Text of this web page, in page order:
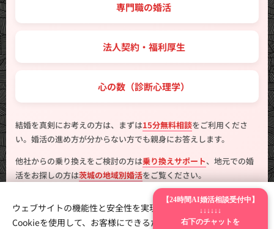
💼 専門職の婚活
🤝 法人契約・福利厚生
💖 心の数（診断心理学）
結婚を真剣にお考えの方は、まずは15分無料相談をご利用くださ
い。婚活の進め方が分からない方でも親身にお答えします。
他社からの乗り換えをご検討の方は乗り換えサポート、地元での婚
活をお探しの方は茨城の地域別婚活をご覧ください。
ウェブサイトの機能性と安全性を実現するため、Webnodeは
Cookieを使用して、お客様にできるだけ最高の体験を提供しま
【24時間AI婚活相談受付中】
↓↓↓↓↓↓
右下のチャットを